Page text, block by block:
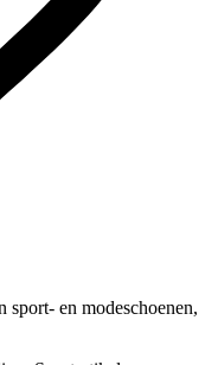
en modeschoenen,